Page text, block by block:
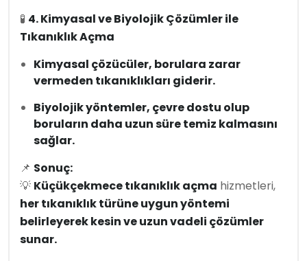
🧪 4. Kimyasal ve Biyolojik Çözümler ile
Tıkanıklık Açma
Kimyasal çözücüler, borulara zarar
vermeden tıkanıklıkları giderir.
Biyolojik yöntemler, çevre dostu olup
boruların daha uzun süre temiz kalmasını
sağlar.
📌 Sonuç:
💡 Küçükçekmece tıkanıklık açma hizmetleri,
her tıkanıklık türüne uygun yöntemi
belirleyerek kesin ve uzun vadeli çözümler
sunar.